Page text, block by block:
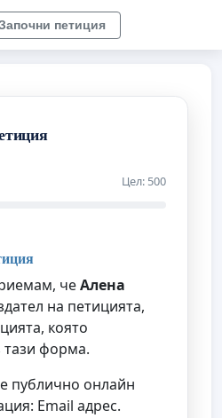
петиция
Цел: 500
чеАлена
на петицията,
която
тази форма.
публично онлайн
Email адрес.